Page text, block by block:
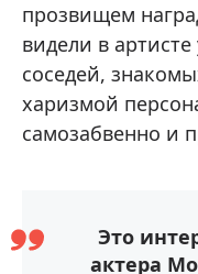
прозвищем
видели в
соседей,
харизмой
самозабвенно и
Это
актера